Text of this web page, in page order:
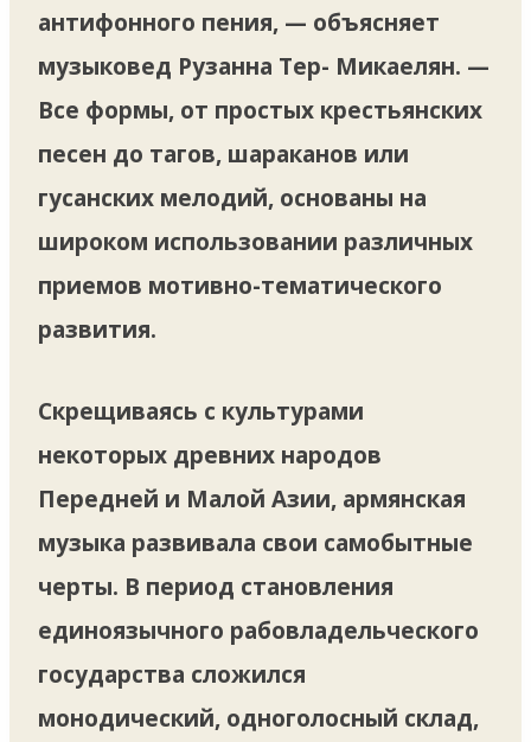
антифонного пения, — объясняет
музыковед Рузанна Тер- Микаелян. —
Все формы, от простых крестьянских
песен до тагов, шараканов или
гусанских мелодий, основаны на
широком использовании различных
приемов мотивно-тематического
развития.
Скрещиваясь с культурами
некоторых древних народов
Передней и Малой Азии, армянская
музыка развивала свои самобытные
черты. В период становления
единоязычного рабовладельческого
государства сложился
монодический, одноголосный склад,